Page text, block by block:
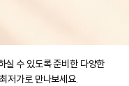
실 수 있도록 준비한 다양한
저가로 만나보세요.